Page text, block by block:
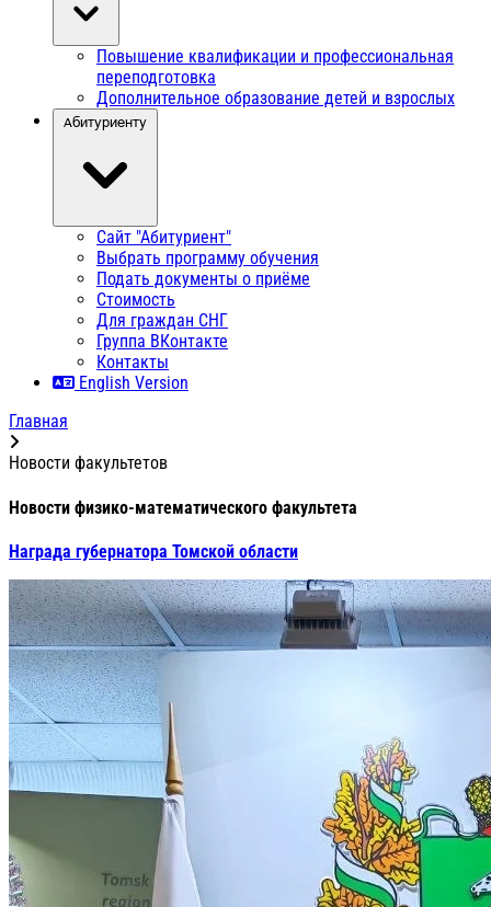
Повышение квалификации и профессиональная
переподготовка
Дополнительное образование детей и взрослых
Абитуриенту
Сайт "Абитуриент"
Выбрать программу обучения
Подать документы о приёме
Стоимость
Для граждан СНГ
Группа ВКонтакте
Контакты
English Version
Главная
Новости факультетов
Новости физико-математического факультета
Награда губернатора Томской области